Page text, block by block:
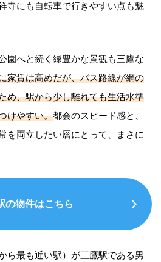
寺にも自転車で行きやすい点も魅
園へと続く緑豊かな景観も三鷹な
家賃は高めだが、バス路線が網の
め、駅から少し離れても生活水準
けやすい。都会のスピード感と、
を両立したい層にとって、まさに
の物件はこちら
ら最も近い駅）が三鷹駅である男